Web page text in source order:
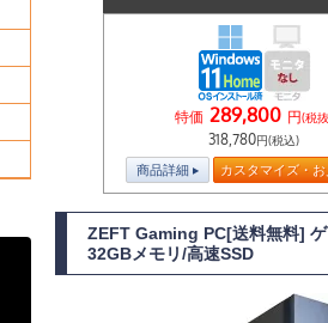
特価 289,800 円(税
318,780円(税込)
商品詳細 カスタマイズ・
ZEFT Gaming PC[送料無料]
32GBメモリ/高速SSD